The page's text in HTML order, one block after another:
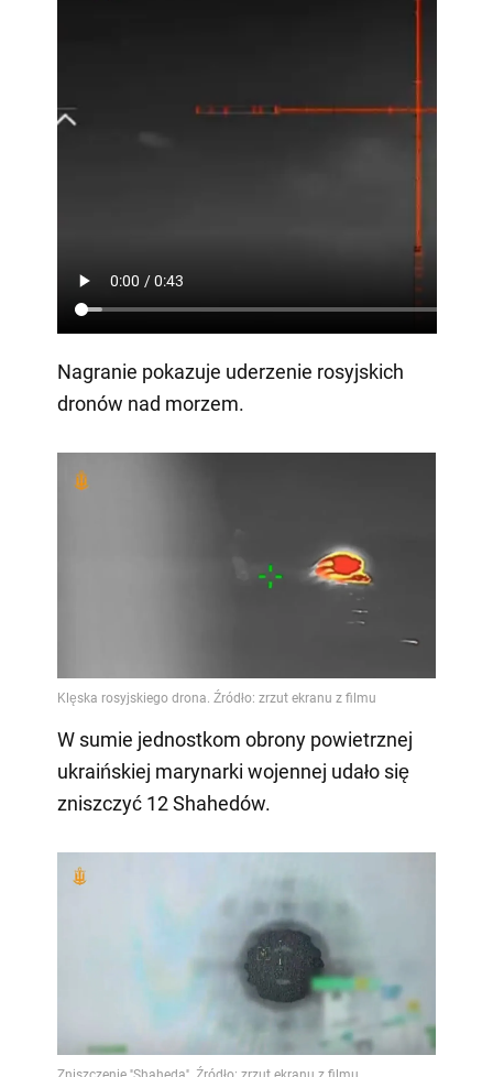
Nagranie pokazuje uderzenie rosyjskich
dronów nad morzem.
W sumie jednostkom obrony powietrznej
ukraińskiej marynarki wojennej udało się
zniszczyć 12 Shahedów.